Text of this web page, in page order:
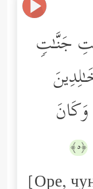
جَنَّـٰتࣲ
وَكَانَ
﴿٥﴾